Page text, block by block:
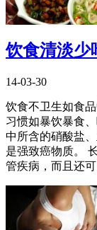
饮食清淡少
14-03-30
饮食不卫生如食
习惯如暴饮暴食
中所含的硝酸盐
是强致癌物质。
管疾病，而且还